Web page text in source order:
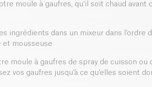
moule à gaufres, qu’il soit chaud avant
ingrédients dans un mixeur dans l’ordre
et mousseuse
moule à gaufres de spray de cuisson ou
vos gaufres jusqu’à ce qu’elles soient